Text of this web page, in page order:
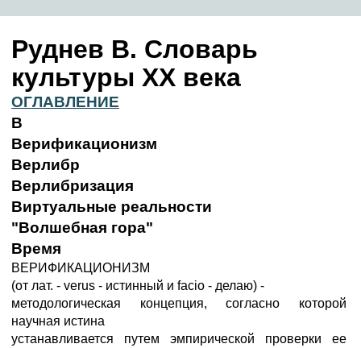
Руднев В. Словарь
культуры XX века
ОГЛАВЛЕНИЕ
В
Верификационизм
Верлибр
Верлибризация
Виртуальные реальности
"Волшебная гора"
Время
ВЕРИФИКАЦИОНИЗМ
(от лат. - verus - истинный и facio - делаю) -
методологическая концепция, согласно которой
научная истина
устанавливается путем эмпирической проверки ее